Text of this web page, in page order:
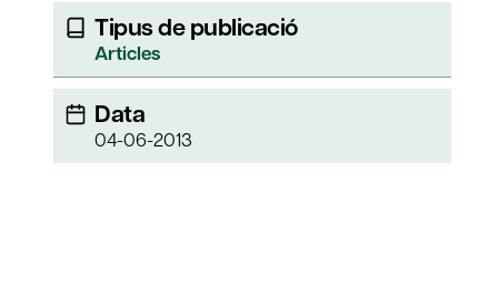
Tipus de publicació
Articles
Data
04-06-2013